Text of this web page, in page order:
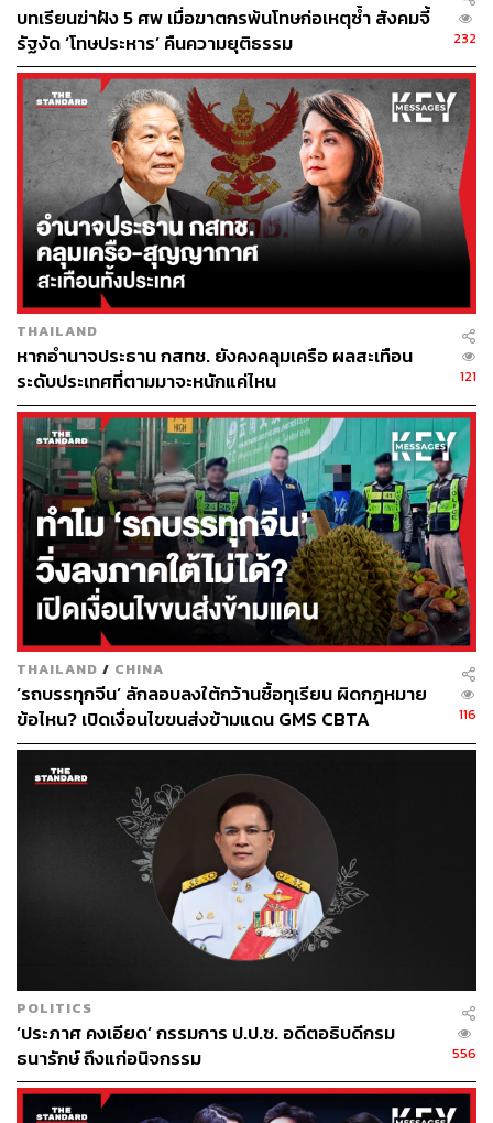
นันทนา นันทวโรภาส สว. นั่งรอฟังผลการเลือกประธานคณะ
กรรมาธิการการพัฒนาการเมืองฯ ที่หน้าห้องประชุม
ที่ประชุมได้ลงมติกันถึง 2 รอบ และได้คะแนน 9 ต่อ 9 เท่ากัน
ตามข้อบังคับจึงต้องใช้วิธีการจับสลาก และเมื่อวีระศักดิ์จับได้
สลากเสีย เป็นผลให้อังคณาได้ตำแหน่งประธานคณะ
กรรมาธิการโดยทันที
ทั้งสองแคนดิเดตเดินเคียงข้างกันออกมาจากห้องประชุม
ก่อนให้สัมภาษณ์ต่อกับสื่อมวลชน โดยขอบคุณซึ่งกันและกัน
พร้อมยืนยันว่า ได้พูดคุยกันก่อนหน้านี้แล้วว่า “ไม่ว่าใครจะได้
เป็นประธานคณะก็จะสนับสนุนซึ่งกันและกัน” และวีระศักดิ์
เองก็ได้เผยว่า ตั้งใจจะ ‘ลบรอยร้าวเล็กๆ’ รวมทั้งสร้างความ
สมานฉันท์
กรรมาธิการการพัฒนาการเมืองฯ จึงน่าจับตามองว่าต่อจาก
นี้จะมีบทบาทอย่างไร นอกจากเป็น ‘ฐานที่มั่นสุดท้าย’ ซึ่งมี
สว. พันธุ์ใหม่ เป็นประธานคณะแล้ว ก็อาจเป็นก้าวแรกของ
การเชื่อม ‘รอยร้าว’ ระหว่าง สว. แต่ละฝ่าย ให้สามารถร่วม
งานและแลกเปลี่ยนกันได้ในบางวาระหรือไม่
บทเรียนฆ่าฝัง 5 ศพ เมื่อฆาตกรพ้นโทษก่อเหตุซ้ำ สังคมจี้
รัฐงัด ‘โทษประหาร’ คืนความยุติธรรม
232
THAILAND
หากอำนาจประธาน กสทช. ยังคงคลุมเครือ ผลสะเทือน
ระดับประเทศที่ตามมาจะหนักแค่ไหน
121
THAILAND / CHINA
‘รถบรรทุกจีน’ ลักลอบลงใต้กว้านซื้อทุเรียน ผิดกฎหมาย
ข้อไหน? เปิดเงื่อนไขขนส่งข้ามแดน GMS CBTA
116
POLITICS
‘ประภาศ คงเอียด’ กรรมการ ป.ป.ช. อดีตอธิบดีกรม
ธนารักษ์ ถึงแก่อนิจกรรม
556